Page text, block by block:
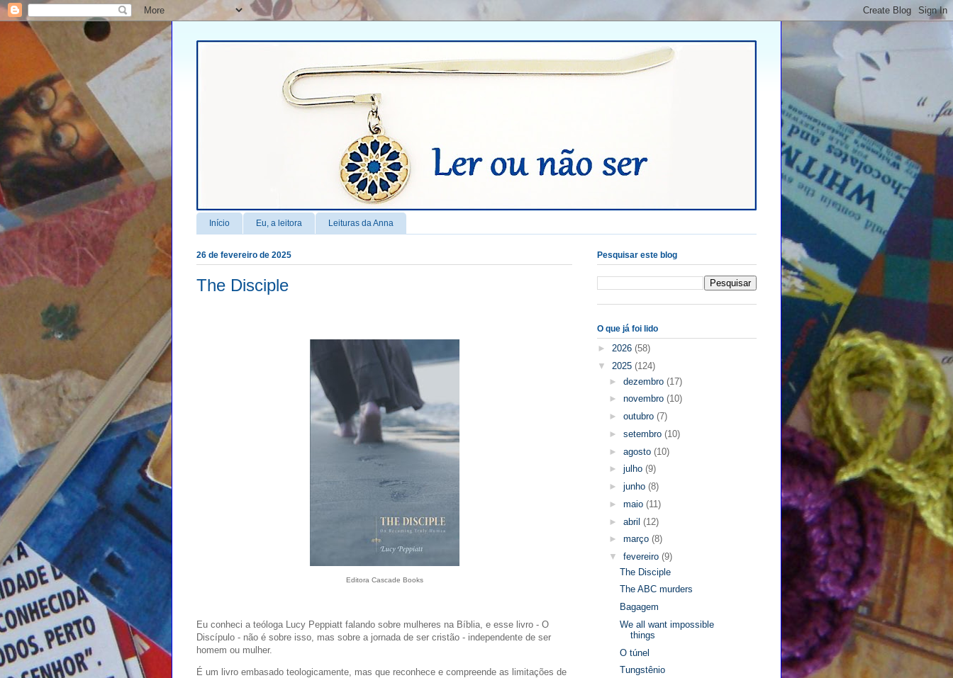
Início Eu, a leitora Leituras da Anna
26 de fevereiro de 2025
The Disciple
Editora Cascade Books
Eu conheci a teóloga Lucy Peppiatt falando sobre mulheres na Bíblia, e esse livro - O
Discípulo - não é sobre isso, mas sobre a jornada de ser cristão - independente de ser
homem ou mulher.
É um livro embasado teologicamente, mas que reconhece e compreende as limitações de
Pesquisar este blog
O que já foi lido
► 2026 (58)
▼ 2025 (124)
► dezembro (17)
► novembro (10)
► outubro (7)
► setembro (10)
► agosto (10)
► julho (9)
► junho (8)
► maio (11)
► abril (12)
► março (8)
▼ fevereiro (9)
The Disciple
The ABC murders
Bagagem
We all want impossible
things
O túnel
Tungstênio